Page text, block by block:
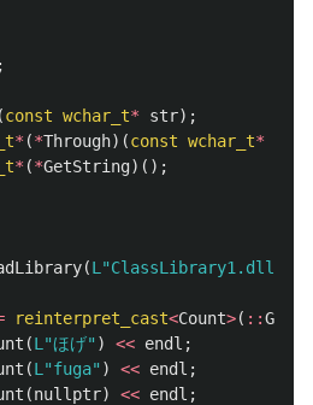
;
const wchar_t* str);
* (*Through)(const wchar_t*
* (*GetString)();
(L"ClassLibrary1.dll"
reinterpret_cast<Count>( ::
(L"ほげ" ) << endl ;
(L"fuga" ) << endl ;
(nullptr) << endl ;